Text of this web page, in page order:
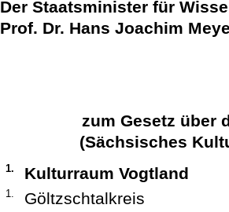
Der Staatsminister für
Prof. Dr. Hans Joachim
zum Gesetz über
(Sächsisches
1. Kulturraum Vogtland
1. Göltzschtalkreis